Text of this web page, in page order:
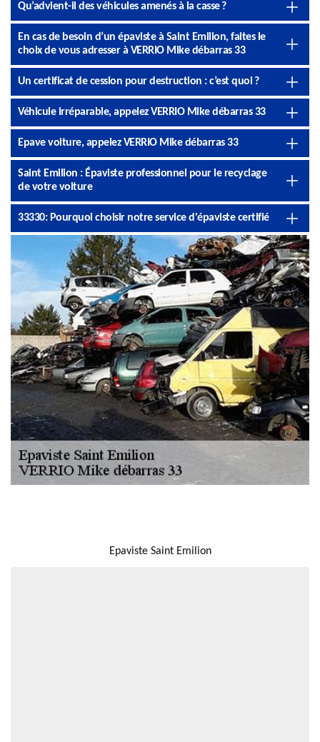
Qu’advient-il des véhicules amenés à la casse ?
En cas de besoin d’un épaviste à Saint Emilion, faites le
choix de vous adresser à VERRIO Mike débarras 33
Un certificat de cession pour destruction : c’est quoi ?
Véhicule irréparable, appelez VERRIO Mike débarras 33
Epave voiture, appelez VERRIO Mike débarras 33
Saint Emilion : Épaviste professionnel pour le recyclage
de votre voiture
33330: Pourquoi choisir notre service d'épaviste certifié
Epaviste Saint Emilion